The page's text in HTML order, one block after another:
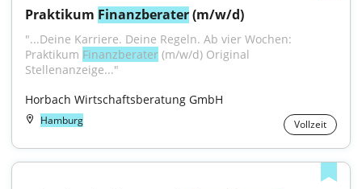
Praktikum Finanzberater (m/w/d)
"...Deine Karriere. Deine Regeln. Ab vier Wochen:
Praktikum Finanzberater (m/w/d) Original
Stellenanzeige..."
Horbach Wirtschaftsberatung GmbH
Hamburg Vollzeit